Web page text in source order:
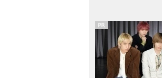
いうと思います
から純烈は『二
ケをし、白川&
加え、5人組に
齢制限はなしで